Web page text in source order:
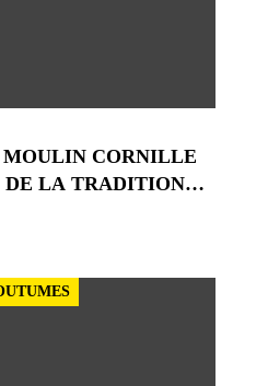
CORNILLE
DE LA TRADITION